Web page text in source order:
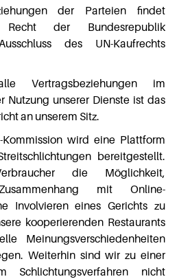
der Parteien findet
der Bundesrepublik
des UN-Kaufrechts
Vertragsbeziehungen im
Nutzung unserer Dienste ist das
an unserem Sitz.
Kommission wird eine Plattform
bereitgestellt.
die Möglichkeit,
mit Online-
Involvieren eines Gerichts zu
kooperierenden Restaurants
Meinungsverschiedenheiten
Weiterhin sind wir zu einer
Schlichtungsverfahren nicht